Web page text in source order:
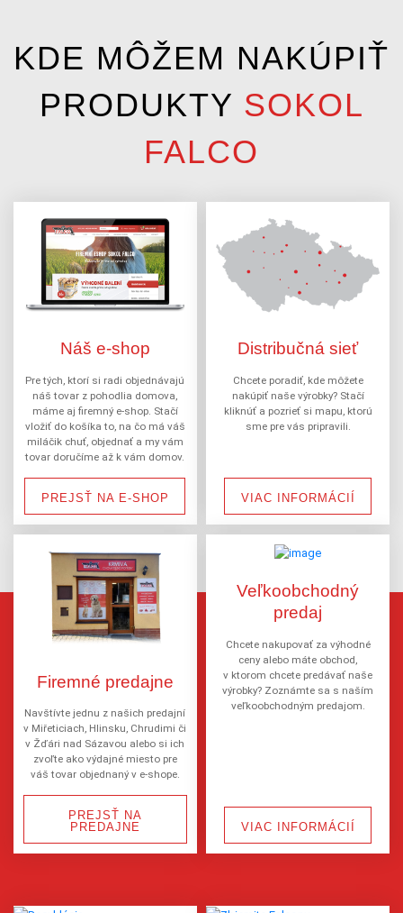
KDE MÔŽEM NAKÚPIŤ
PRODUKTY SOKOL
FALCO
Náš e-shop
Pre tých, ktorí si radi objednávajú
náš tovar z pohodlia domova,
máme aj firemný e-shop. Stačí
vložiť do košíka to, na čo má váš
miláčik chuť, objednať a my vám
tovar doručíme až k vám domov.
PREJSŤ NA E-SHOP
Distribučná sieť
Chcete poradiť, kde môžete
nakúpiť naše výrobky? Stačí
kliknúť a pozrieť si mapu, ktorú
sme pre vás pripravili.
VIAC INFORMÁCIÍ
Firemné predajne
Navštívte jednu z našich predajní
v Miřeticiach, Hlinsku, Chrudimi či
v Žďári nad Sázavou alebo si ich
zvoľte ako výdajné miesto pre
váš tovar objednaný v e-shope.
PREJSŤ NA
PREDAJNE
Veľkoobchodný
predaj
Chcete nakupovať za výhodné
ceny alebo máte obchod,
v ktorom chcete predávať naše
výrobky? Zoznámte sa s naším
veľkoobchodným predajom.
VIAC INFORMÁCIÍ